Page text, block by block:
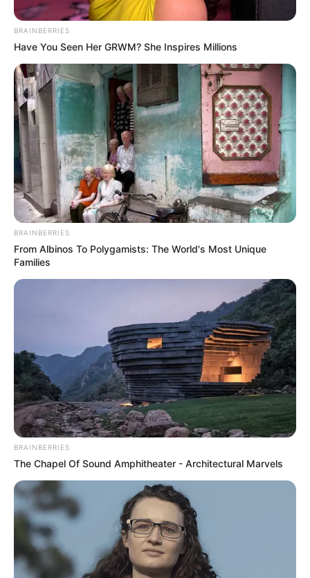
Elkezdődik: a Tisza nekimegy a közmédiának,
társadalmi egyeztetés jön az átalakításról
Elindult a közmédia átalakítása – jelentette be Tarr
Zoltán. A társadalmi kapcsolatokért és kultúráért
felelős miniszter szerint a kormány két lépésben
nyúl hozzá a rendszerhez, és társadalmi
egyeztetést is indítanak arról, mi legyen a közmédia
valódi feladata Magyarországon.
A bejelentés különösen nagy figyelmet kapott,
mert a Tisza-kormány egyik legfontosabb ígérete
az volt, hogy véget vetnek annak a működésnek,
amelyet hosszú ideje kormánypárti
propagandaként bíráltak. Tarr Zoltán most azt
üzente: a változás elindult, de jogállami keretek
BRAINBERRIES
Have You Seen Her GRWM? She Inspires Millions
BRAINBERRIES
From Albinos To Polygamists: The World's Most Unique
Families
BRAINBERRIES
The Chapel Of Sound Amphitheater - Architectural Marvels